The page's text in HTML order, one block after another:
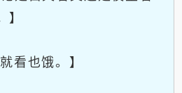
】
看也饿。】